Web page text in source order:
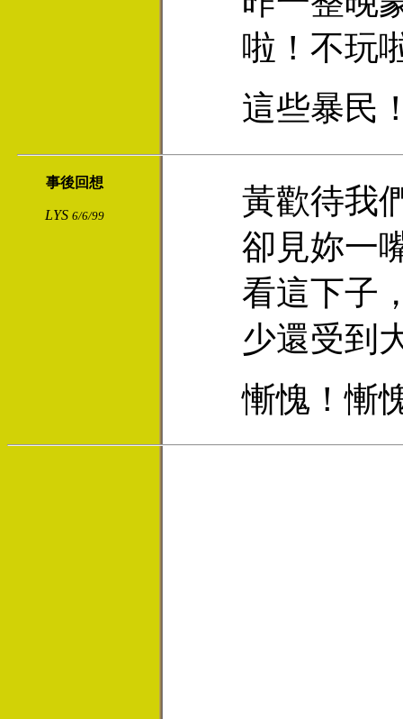
啦！不玩
這些暴民
事後回想
LYS 6/6/99
黃歡待我
卻見妳一
看這下子
少還受到
慚愧！慚